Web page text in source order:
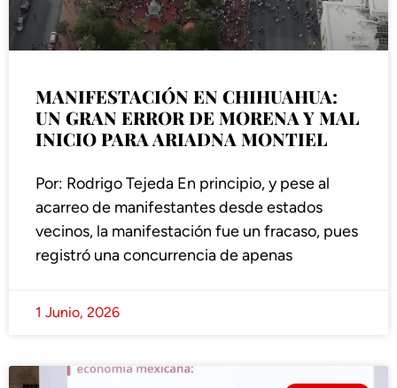
MANIFESTACIÓN EN CHIHUAHUA:
UN GRAN ERROR DE MORENA Y MAL
INICIO PARA ARIADNA MONTIEL
Por: Rodrigo Tejeda En principio, y pese al
acarreo de manifestantes desde estados
vecinos, la manifestación fue un fracaso, pues
registró una concurrencia de apenas
1 Junio, 2026